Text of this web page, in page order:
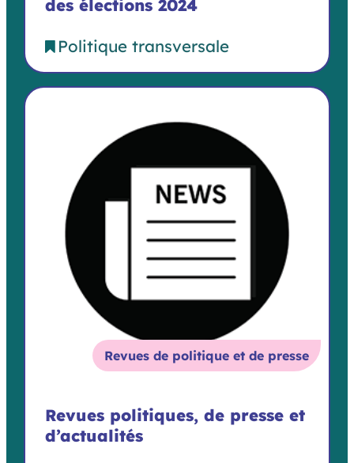
des élections 2024
Politique transversale
Revues de politique et de presse
Revues politiques, de presse et
d’actualités